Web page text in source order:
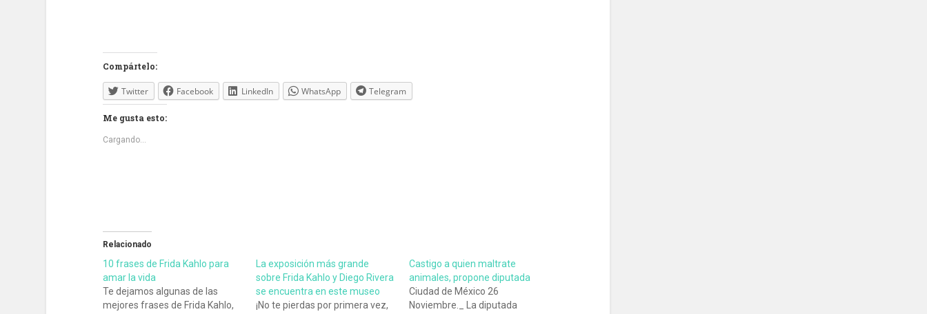
Compártelo:
Twitter Facebook LinkedIn WhatsApp Telegram
Me gusta esto:
Cargando...
Relacionado
10 frases de Frida Kahlo para
amar la vida
Te dejamos algunas de las
mejores frases de Frida Kahlo,
La exposición más grande
sobre Frida Kahlo y Diego Rivera
se encuentra en este museo
¡No te pierdas por primera vez,
Castigo a quien maltrate
animales, propone diputada
Ciudad de México 26
Noviembre._ La diputada